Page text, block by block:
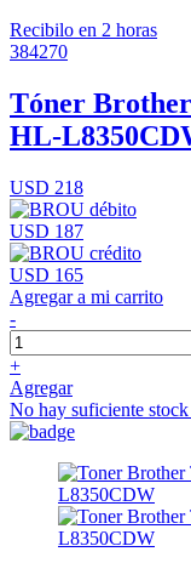
Recibilo en 2 horas
384270
Tóner
HL-
USD 218
USD 187
USD 165
Agregar a mi carrito
-
+
Agregar
No hay suficiente